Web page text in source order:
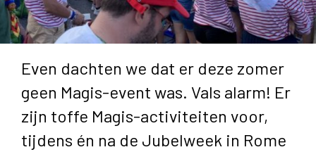
Even dachten we dat er deze zomer
geen Magis-event was. Vals alarm! Er
zijn toffe Magis-activiteiten voor,
tijdens én na de Jubelweek in Rome